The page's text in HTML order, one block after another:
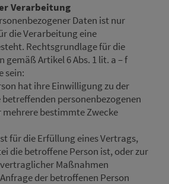
Verarbeitung
Daten ist nur
die Verarbeitung eine
Rechtsgrundlage für die
gemäß Artikel 6 Abs. 1 lit. a – f
sein:
hat ihre Einwilligung zu der
personenbezogenen
mehrere bestimmte Zwecke
für die Erfüllung eines Vertrags,
die betroffene Person ist, oder zur
Maßnahmen
der betroffenen Person